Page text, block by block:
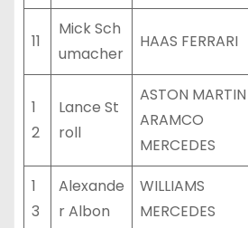
11
Mick Sch
umacher
HAAS FERRARI
1
2
Lance St
roll
ASTON MARTIN
ARAMCO
MERCEDES
1
3
Alexande
r Albon
WILLIAMS
MERCEDES